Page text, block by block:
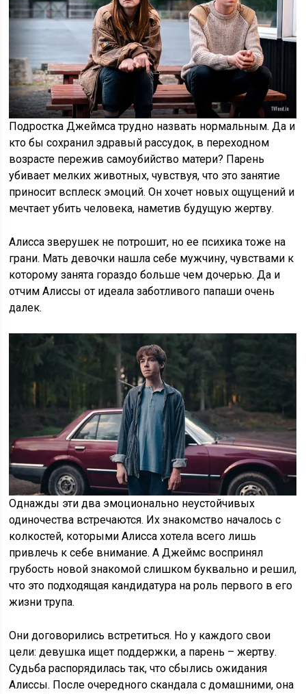
Подростка Джеймса трудно назвать нормальным. Да и
кто бы сохранил здравый рассудок, в переходном
возрасте пережив самоубийство матери? Парень
убивает мелких животных, чувствуя, что это занятие
приносит всплеск эмоций. Он хочет новых ощущений и
мечтает убить человека, наметив будущую жертву.
Алисса зверушек не потрошит, но ее психика тоже на
грани. Мать девочки нашла себе мужчину, чувствами к
которому занята гораздо больше чем дочерью. Да и
отчим Алиссы от идеала заботливого папаши очень
далек.
Однажды эти два эмоционально неустойчивых
одиночества встречаются. Их знакомство началось с
колкостей, которыми Алисса хотела всего лишь
привлечь к себе внимание. А Джеймс воспринял
грубость новой знакомой слишком буквально и решил,
что это подходящая кандидатура на роль первого в его
жизни трупа.
Они договорились встретиться. Но у каждого свои
цели: девушка ищет поддержки, а парень – жертву.
Судьба распорядилась так, что сбылись ожидания
Алиссы. После очередного скандала с домашними, она